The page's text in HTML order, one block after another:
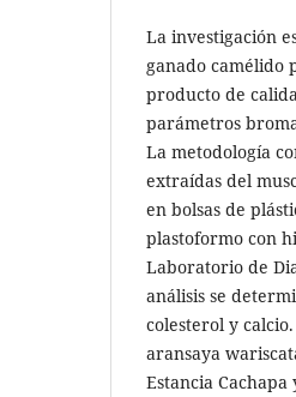
La investigación
ganado camélido
producto de
parámetros
La metodología
extraídas del
en bolsas de
plastoformo con
Laboratorio de
análisis se
colesterol y
aransaya
Estancia